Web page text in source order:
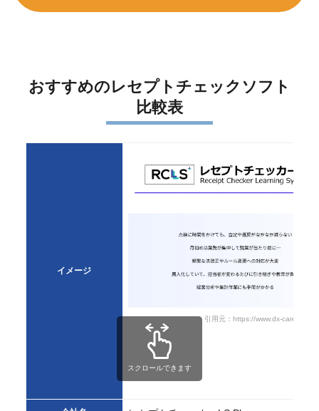
おすすめのレセプトチェックソフト
比較表
イメージ
引用元：https://www.dx-care.com/
スクロールできます